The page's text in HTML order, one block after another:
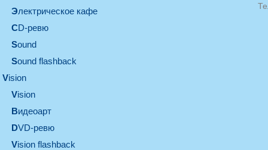
электрическое кафе
CD-ревю
sound
Sound flashback
vision
vision
видеоарт
DVD-ревю
Vision flashback